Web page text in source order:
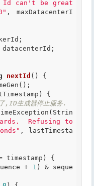
Id can't be great
, maxDatacenterI
nextId () {
{
,ID生成器停止服务.
Refusing to
, lastTimesta
timestamp) {
+
1 ) & seque